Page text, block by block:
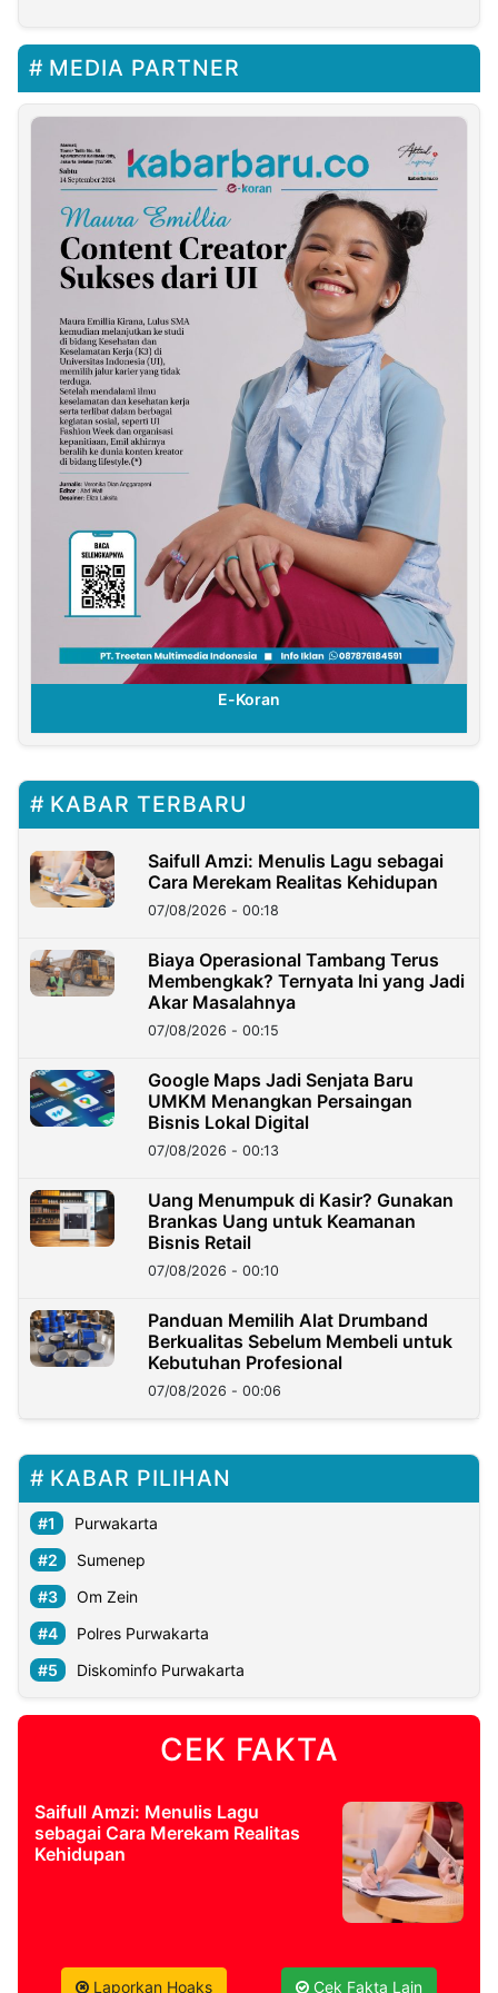
MEDIA PARTNER
E-Koran
KABAR TERBARU
Saifull Amzi: Menulis Lagu sebagai
Cara Merekam Realitas Kehidupan
07/08/2026 - 00:18
Biaya Operasional Tambang Terus
Membengkak? Ternyata Ini yang Jadi
Akar Masalahnya
07/08/2026 - 00:15
Google Maps Jadi Senjata Baru
UMKM Menangkan Persaingan
Bisnis Lokal Digital
07/08/2026 - 00:13
Uang Menumpuk di Kasir? Gunakan
Brankas Uang untuk Keamanan
Bisnis Retail
07/08/2026 - 00:10
Panduan Memilih Alat Drumband
Berkualitas Sebelum Membeli untuk
Kebutuhan Profesional
07/08/2026 - 00:06
KABAR PILIHAN
Purwakarta
Sumenep
Om Zein
Polres Purwakarta
Diskominfo Purwakarta
CEK FAKTA
Saifull Amzi: Menulis Lagu
sebagai Cara Merekam Realitas
Kehidupan
Laporkan Hoaks Cek Fakta Lain